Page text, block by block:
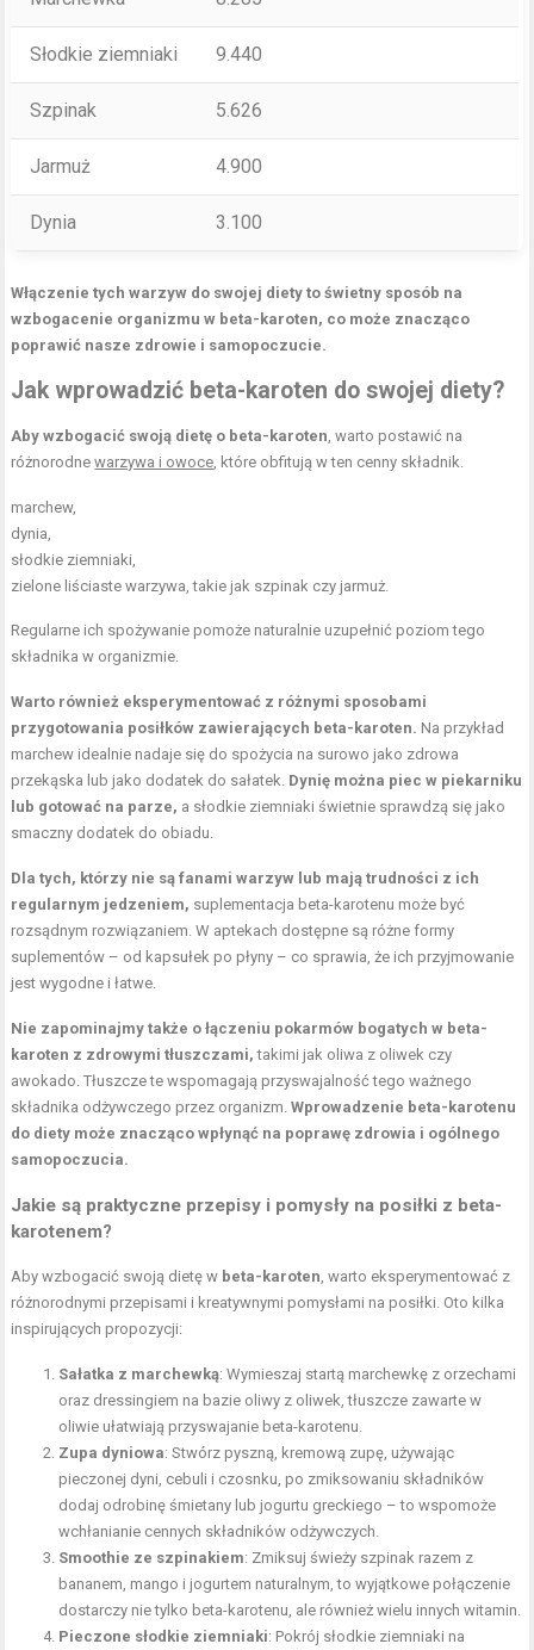
Słodkie ziemniaki 9.440
Szpinak 5.626
Jarmuż 4.900
Dynia 3.100
Włączenie tych warzyw do swojej diety to świetny sposób na
wzbogacenie organizmu w beta-karoten, co może znacząco
poprawić nasze zdrowie i samopoczucie.
Jak wprowadzić beta-karoten do swojej diety?
Aby wzbogacić swoją dietę o beta-karoten , warto postawić na
różnorodnewarzywa i owoce , które obfitują w ten cenny składnik.
marchew,
dynia,
słodkie ziemniaki,
zielone liściaste warzywa, takie jak szpinak czy jarmuż.
Regularne ich spożywanie pomoże naturalnie uzupełnić poziom tego
składnika w organizmie.
Warto również eksperymentować z różnymi sposobami
przygotowania posiłków zawierających beta-karoten. Na przykład
marchew idealnie nadaje się do spożycia na surowo jako zdrowa
przekąska lub jako dodatek do sałatek. Dynię można piec w piekarniku
lub gotować na parze, a słodkie ziemniaki świetnie sprawdzą się jako
smaczny dodatek do obiadu.
Dla tych, którzy nie są fanami warzyw lub mają trudności z ich
regularnym jedzeniem, suplementacja beta-karotenu może być
rozsądnym rozwiązaniem. W aptekach dostępne są różne formy
suplementów – od kapsułek po płyny – co sprawia, że ich przyjmowanie
jest wygodne i łatwe.
Nie zapominajmy także o łączeniu pokarmów bogatych w beta-
karoten z zdrowymi tłuszczami, takimi jak oliwa z oliwek czy
awokado. Tłuszcze te wspomagają przyswajalność tego ważnego
składnika odżywczego przez organizm.Wprowadzenie beta-karotenu
do diety może znacząco wpłynąć na poprawę zdrowia i ogólnego
samopoczucia.
Jakie są praktyczne przepisy i pomysły na posiłki z beta-
karotenem?
Aby wzbogacić swoją dietę w beta-karoten , warto eksperymentować z
różnorodnymi przepisami i kreatywnymi pomysłami na posiłki. Oto kilka
inspirujących propozycji:
Sałatka z marchewką: Wymieszaj startą marchewkę z orzechami
oraz dressingiem na bazie oliwy z oliwek, tłuszcze zawarte w
oliwie ułatwiają przyswajanie beta-karotenu.
Zupa dyniowa: Stwórz pyszną, kremową zupę, używając
pieczonej dyni, cebuli i czosnku, po zmiksowaniu składników
dodaj odrobinę śmietany lub jogurtu greckiego – to wspomoże
wchłanianie cennych składników odżywczych.
Smoothie ze szpinakiem: Zmiksuj świeży szpinak razem z
bananem, mango i jogurtem naturalnym, to wyjątkowe połączenie
dostarczy nie tylko beta-karotenu, ale również wielu innych witamin.
Pieczone słodkie ziemniaki: Pokrój słodkie ziemniaki na